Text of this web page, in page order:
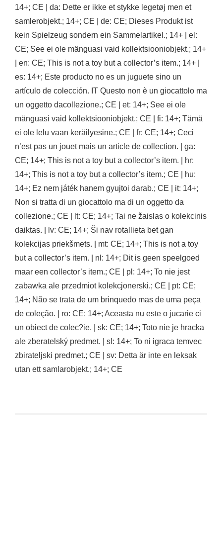
14+; CE | da: Dette er ikke et stykke legetøj men et
samlerobjekt.; 14+; CE | de: CE; Dieses Produkt ist
kein Spielzeug sondern ein Sammelartikel.; 14+ | el:
CE; See ei ole mänguasi vaid kollektsiooniobjekt.; 14+
| en: CE; This is not a toy but a collector’s item.; 14+ |
es: 14+; Este producto no es un juguete sino un
artículo de colección. IT Questo non è un giocattolo ma
un oggetto dacollezione.; CE | et: 14+; See ei ole
mänguasi vaid kollektsiooniobjekt.; CE | fi: 14+; Tämä
ei ole lelu vaan keräilyesine.; CE | fr: CE; 14+; Ceci
n’est pas un jouet mais un article de collection. | ga:
CE; 14+; This is not a toy but a collector’s item. | hr:
14+; This is not a toy but a collector’s item.; CE | hu:
14+; Ez nem játék hanem gyujtoi darab.; CE | it: 14+;
Non si tratta di un giocattolo ma di un oggetto da
collezione.; CE | lt: CE; 14+; Tai ne žaislas o kolekcinis
daiktas. | lv: CE; 14+; Ši nav rotallieta bet gan
kolekcijas priekšmets. | mt: CE; 14+; This is not a toy
but a collector’s item. | nl: 14+; Dit is geen speelgoed
maar een collector’s item.; CE | pl: 14+; To nie jest
zabawka ale przedmiot kolekcjonerski.; CE | pt: CE;
14+; Não se trata de um brinquedo mas de uma peça
de coleção. | ro: CE; 14+; Aceasta nu este o jucarie ci
un obiect de colec?ie. | sk: CE; 14+; Toto nie je hracka
ale zberatelský predmet. | sl: 14+; To ni igraca temvec
zbirateljski predmet.; CE | sv: Detta är inte en leksak
utan ett samlarobjekt.; 14+; CE